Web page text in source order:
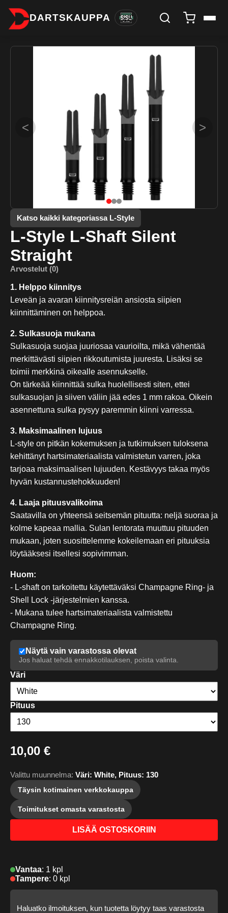
DARTSKAUPPA
< >
Katso kaikki kategoriassa L-Style
L-Style L-Shaft Silent
Straight
Arvostelut (0)
1. Helppo kiinnitys
Leveän ja avaran kiinnitysreiän ansiosta siipien
kiinnittäminen on helppoa.
2. Sulkasuoja mukana
Sulkasuoja suojaa juuriosaa vaurioilta, mikä vähentää
merkittävästi siipien rikkoutumista juuresta. Lisäksi se
toimii merkkinä oikealle asennukselle.
On tärkeää kiinnittää sulka huolellisesti siten, ettei
sulkasuojan ja siiven väliin jää edes 1 mm rakoa. Oikein
asennettuna sulka pysyy paremmin kiinni varressa.
3. Maksimaalinen lujuus
L-style on pitkän kokemuksen ja tutkimuksen tuloksena
kehittänyt hartsimateriaalista valmistetun varren, joka
tarjoaa maksimaalisen lujuuden. Kestävyys takaa myös
hyvän kustannustehokkuuden!
4. Laaja pituusvalikoima
Saatavilla on yhteensä seitsemän pituutta: neljä suoraa ja
kolme kapeaa mallia. Sulan lentorata muuttuu pituuden
mukaan, joten suosittelemme kokeilemaan eri pituuksia
löytääksesi itsellesi sopivimman.
Huom:
- L-shaft on tarkoitettu käytettäväksi Champagne Ring- ja
Shell Lock -järjestelmien kanssa.
- Mukana tulee hartsimateriaalista valmistettu
Champagne Ring.
Näytä vain varastossa olevat
Jos haluat tehdä ennakkotilauksen, poista valinta.
Väri
Pituus
10,00 €
Valittu muunnelma: Väri: White, Pituus: 130
Täysin kotimainen verkkokauppa
Toimitukset omasta varastosta
LISÄÄ OSTOSKORIIN
Vantaa: 1 kpl
Tampere: 0 kpl
Haluatko ilmoituksen, kun tuotetta löytyy taas varastosta